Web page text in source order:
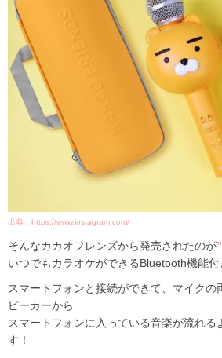
出典：https://www.instagram.com/
そんなカカオフレンズから発売されたのが
いつでもカラオケができるBluetooth機能付
スマートフォンと接続ができて、マイクの
ピーカーから
スマートフォンに入っている音楽が流れる
す！